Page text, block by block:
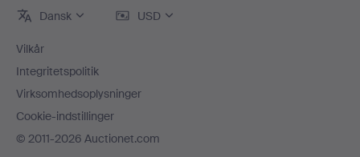
Dansk USD
Vilkår
Integritetspolitik
Virksomhedsoplysninger
Cookie-indstillinger
© 2011-2026 Auctionet.com